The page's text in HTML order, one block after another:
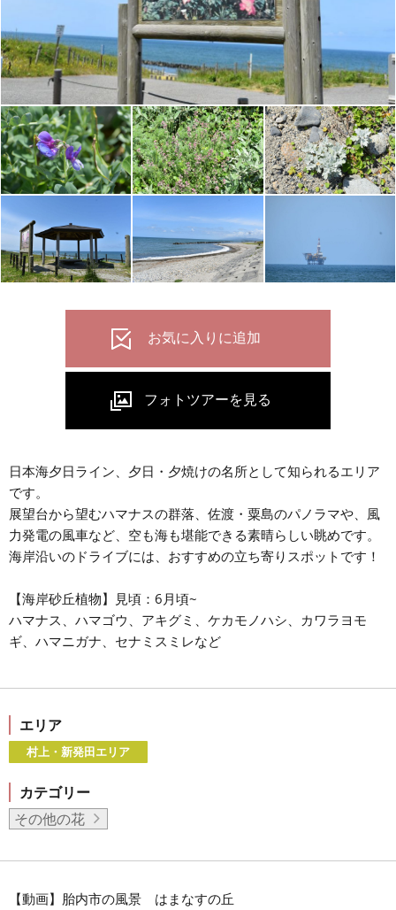
日本海夕日ライン、夕日・夕焼けの名所として知られるエリア
です。
展望台から望むハマナスの群落、佐渡・粟島のパノラマや、風
力発電の風車など、空も海も堪能できる素晴らしい眺めです。
海岸沿いのドライブには、おすすめの立ち寄りスポットです！
【海岸砂丘植物】見頃：6月頃~
ハマナス、ハマゴウ、アキグミ、ケカモノハシ、カワラヨモ
ギ、ハマニガナ、セナミスミレなど
エリア
村上・新発田エリア
カテゴリー
その他の花
【動画】胎内市の風景 はまなすの丘